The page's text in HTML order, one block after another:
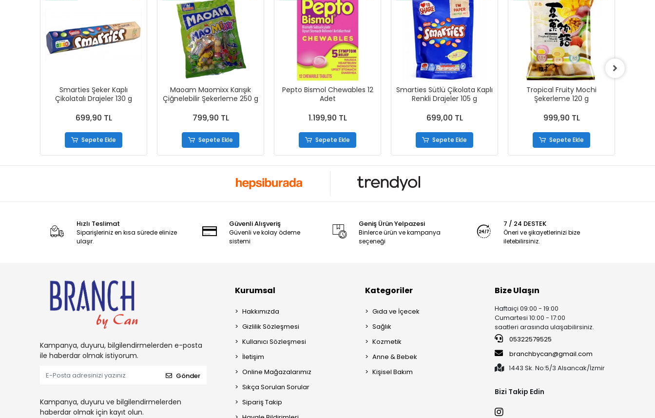
Smarties Şeker Kaplı
Çikolatalı Drajeler 130 g
699,90 TL
Sepete Ekle
Maoam Maomixx Karışık
Çiğnelebilir Şekerleme 250 g
799,90 TL
Sepete Ekle
Pepto Bismol Chewables 12
Adet
1.199,90 TL
Sepete Ekle
Smarties Sütlü Çikolata Kaplı
Renkli Drajeler 105 g
699,00 TL
Sepete Ekle
Tropical Fruity Mochi
Şekerleme 120 g
999,90 TL
Sepete Ekle
Hızlı Teslimat
Siparişleriniz en kısa sürede elinize
ulaşır.
Güvenli Alışveriş
Güvenli ve kolay ödeme
sistemi
Geniş Ürün Yelpazesi
Binlerce ürün ve kampanya
seçeneği
7 / 24 DESTEK
Öneri ve şikayetlerinizi bize
iletebilirsiniz.
Kampanya, duyuru, bilgilendirmelerden e-posta
ile haberdar olmak istiyorum.
Gönder
Kampanya, duyuru ve bilgilendirmelerden
haberdar olmak için kayıt olun.
Kurumsal
Hakkımızda
Gizlilik Sözleşmesi
Kullanıcı Sözleşmesi
İletişim
Online Mağazalarımız
Sıkça Sorulan Sorular
Sipariş Takip
Kategoriler
Gıda ve İçecek
Sağlık
Kozmetik
Anne & Bebek
Kişisel Bakım
Bize Ulaşın
Haftaiçi 09:00 - 19:00
Cumartesi 10:00 - 17:00
saatleri arasında ulaşabilirsiniz.
05322579525
branchbycan@gmail.com
1443 Sk. No:5/3 Alsancak/İzmir
Bizi Takip Edin